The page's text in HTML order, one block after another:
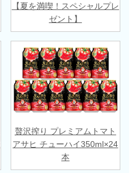
【夏を満喫！スペシャルプレ
ゼント】
贅沢搾り プレミアムトマト
アサヒ チューハイ350ml×24
本